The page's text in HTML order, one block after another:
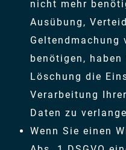
nicht mehr
Ausübung,
Geltendmachung
benötigen,
Löschung die
Verarbeitung
Daten zu
Wenn Sie einen